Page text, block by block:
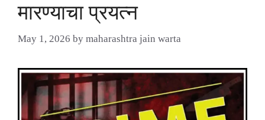
मारण्याचा प्रयत्न
May 1, 2026 by maharashtra jain warta